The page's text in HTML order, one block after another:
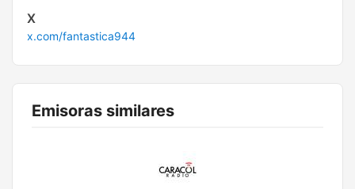
X
x.com/fantastica944
Emisoras similares